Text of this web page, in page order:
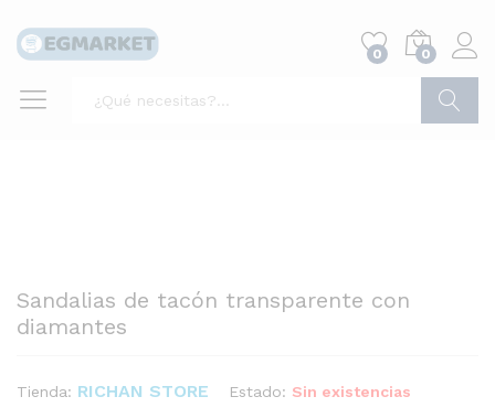
0 0
Sandalias de tacón transparente con
diamantes
Tienda: RICHAN STORE Estado: Sin existencias